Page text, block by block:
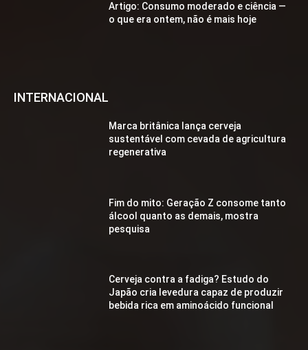
Artigo: Consumo moderado e ciência —
o que era ontem, não é mais hoje
INTERNACIONAL
Marca britânica lança cerveja
sustentável com cevada de agricultura
regenerativa
Fim do mito: Geração Z consome tanto
álcool quanto as demais, mostra
pesquisa
Cerveja contra a fadiga? Estudo do
Japão cria levedura capaz de produzir
bebida rica em aminoácido funcional